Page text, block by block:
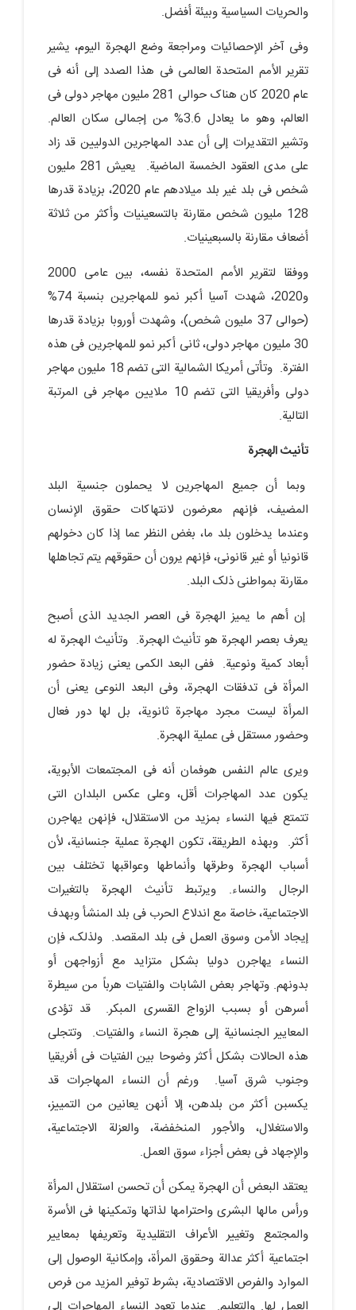
والحریات السیاسیة وبیئة أفضل.
وفی آخر الإحصائیات ومراجعة وضع الهجرة الیوم، یشیر
تقریر الأمم المتحدة العالمی فی هذا الصدد إلى أنه فی
عام 2020 کان هناک حوالی 281 ملیون مهاجر دولی فی
العالم، وهو ما یعادل 3.6% من إجمالی سکان العالم.
وتشیر التقدیرات إلى أن عدد المهاجرین الدولیین قد زاد
على مدى العقود الخمسة الماضیة. یعیش 281 ملیون
شخص فی بلد غیر بلد میلادهم عام 2020، بزیادة قدرها
128 ملیون شخص مقارنة بالتسعینیات وأکثر من ثلاثة
أضعاف مقارنة بالسبعینیات.
ووفقا لتقریر الأمم المتحدة نفسه، بین عامی 2000
و2020، شهدت آسیا أکبر نمو للمهاجرین بنسبة 74%
(حوالی 37 ملیون شخص)، وشهدت أوروبا بزیادة قدرها
30 ملیون مهاجر دولی، ثانی أکبر نمو للمهاجرین فی هذه
الفترة. وتأتی أمریکا الشمالیة التی تضم 18 ملیون مهاجر
دولی وأفریقیا التی تضم 10 ملایین مهاجر فی المرتبة
التالیة.
تأنیث الهجرة
وبما أن جمیع المهاجرین لا یحملون جنسیة البلد
المضیف، فإنهم معرضون لانتهاکات حقوق الإنسان
وعندما یدخلون بلد ما، بغض النظر عما إذا کان دخولهم
قانونیا أو غیر قانونی، فإنهم یرون أن حقوقهم یتم تجاهلها
مقارنة بمواطنی ذلک البلد.
إن أهم ما یمیز الهجرة فی العصر الجدید الذی أصبح
یعرف بعصر الهجرة هو تأنیث الهجرة. وتأنیث الهجرة له
أبعاد کمیة ونوعیة. ففی البعد الکمی یعنی زیادة حضور
المرأة فی تدفقات الهجرة، وفی البعد النوعی یعنی أن
المرأة لیست مجرد مهاجرة ثانویة، بل لها دور فعال
وحضور مستقل فی عملیة الهجرة.
ویرى عالم النفس هوفمان أنه فی المجتمعات الأبویة،
یکون عدد المهاجرات أقل، وعلى عکس البلدان التی
تتمتع فیها النساء بمزید من الاستقلال، فإنهن یهاجرن
أکثر. وبهذه الطریقة، تکون الهجرة عملیة جنسانیة، لأن
أسباب الهجرة وطرقها وأنماطها وعواقبها تختلف بین
الرجال والنساء. ویرتبط تأنیث الهجرة بالتغیرات
الاجتماعیة، خاصة مع اندلاع الحرب فی بلد المنشأ وبهدف
إیجاد الأمن وسوق العمل فی بلد المقصد. ولذلک، فإن
النساء یهاجرن دولیا بشکل متزاید مع أزواجهن أو
بدونهم. وتهاجر بعض الشابات والفتیات هرباً من سیطرة
أسرهن أو بسبب الزواج القسری المبکر. قد تؤدی
المعاییر الجنسانیة إلى هجرة النساء والفتیات. وتتجلى
هذه الحالات بشکل أکثر وضوحا بین الفتیات فی أفریقیا
وجنوب شرق آسیا. ورغم أن النساء المهاجرات قد
یکسبن أکثر من بلدهن، إلا أنهن یعانین من التمییز،
والاستغلال، والأجور المنخفضة، والعزلة الاجتماعیة،
والإجهاد فی بعض أجزاء سوق العمل.
یعتقد البعض أن الهجرة یمکن أن تحسن استقلال المرأة
ورأس مالها البشری واحترامها لذاتها وتمکینها فی الأسرة
والمجتمع وتغییر الأعراف التقلیدیة وتعریفها بمعاییر
اجتماعیة أکثر عدالة وحقوق المرأة، وإمکانیة الوصول إلى
الموارد والفرص الاقتصادیة، بشرط توفیر المزید من فرص